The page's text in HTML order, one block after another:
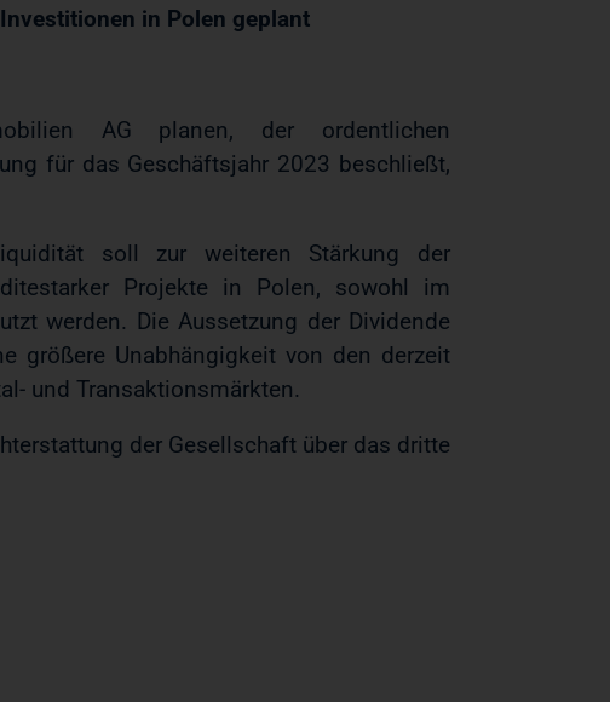
in Polen geplant
AG planen, der ordentlichen
für das Geschäftsjahr 2023 beschließt,
soll zur weiteren Stärkung der
Projekte in Polen, sowohl im
werden. Die Aussetzung der Dividende
größere Unabhängigkeit von den derzeit
und Transaktionsmärkten.
der Gesellschaft über das dritte